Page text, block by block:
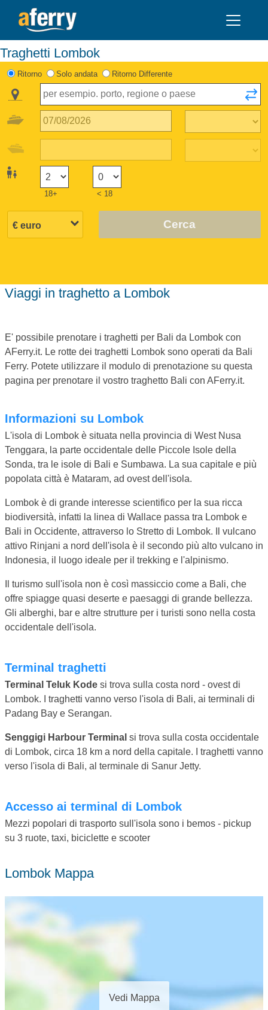
Traghetti Lombok
Ritorno Solo andata Ritorno Differente
18+ < 18
Cerca
Viaggi in traghetto a Lombok
E' possibile prenotare i traghetti per Bali da Lombok con
AFerry.it. Le rotte dei traghetti Lombok sono operati da Bali
Ferry. Potete utilizzare il modulo di prenotazione su questa
pagina per prenotare il vostro traghetto Bali con AFerry.it.
Informazioni su Lombok
L'isola di Lombok è situata nella provincia di West Nusa
Tenggara, la parte occidentale delle Piccole Isole della
Sonda, tra le isole di Bali e Sumbawa. La sua capitale e più
popolata città è Mataram, ad ovest dell'isola.
Lombok è di grande interesse scientifico per la sua ricca
biodiversità, infatti la linea di Wallace passa tra Lombok e
Bali in Occidente, attraverso lo Stretto di Lombok. Il vulcano
attivo Rinjani a nord dell'isola è il secondo più alto vulcano in
Indonesia, il luogo ideale per il trekking e l'alpinismo.
Il turismo sull'isola non è così massiccio come a Bali, che
offre spiagge quasi deserte e paesaggi di grande bellezza.
Gli alberghi, bar e altre strutture per i turisti sono nella costa
occidentale dell'isola.
Terminal traghetti
Terminal Teluk Kode si trova sulla costa nord - ovest di
Lombok. I traghetti vanno verso l'isola di Bali, ai terminali di
Padang Bay e Serangan.
Senggigi Harbour Terminal si trova sulla costa occidentale
di Lombok, circa 18 km a nord della capitale. I traghetti vanno
verso l'isola di Bali, al terminale di Sanur Jetty.
Accesso ai terminal di Lombok
Mezzi popolari di trasporto sull'isola sono i bemos - pickup
su 3 ruote, taxi, biciclette e scooter
Lombok Mappa
Vedi Mappa